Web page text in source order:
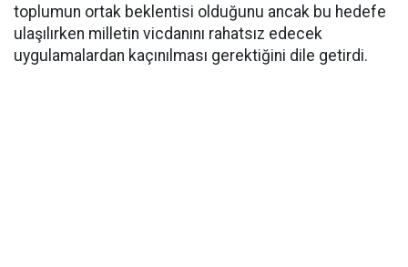
toplumun ortak beklentisi olduğunu ancak bu hedefe
ulaşılırken milletin vicdanını rahatsız edecek
uygulamalardan kaçınılması gerektiğini dile getirdi.